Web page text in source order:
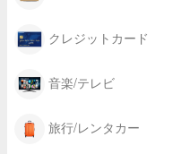
クレジットカード
音楽/テレビ
旅行/レンタカー